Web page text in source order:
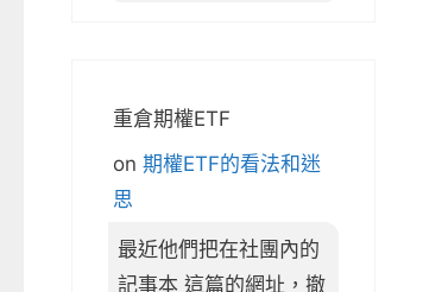
重倉期權ETF
on 期權ETF的看法和迷
思
最近他們把在社團內的
記事本 這篇的網址，撤